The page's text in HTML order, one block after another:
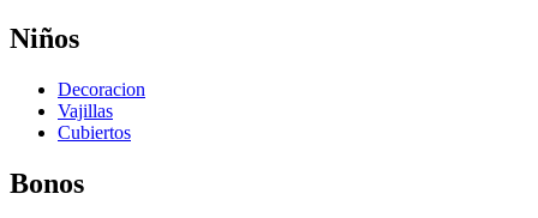
Niños
Decoracion
Vajillas
Cubiertos
Bonos